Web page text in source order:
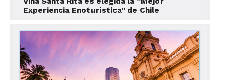
Paseo por los canales
Admira la ciudad desde un punto de vista
Experiencia Enoturística” de Chile